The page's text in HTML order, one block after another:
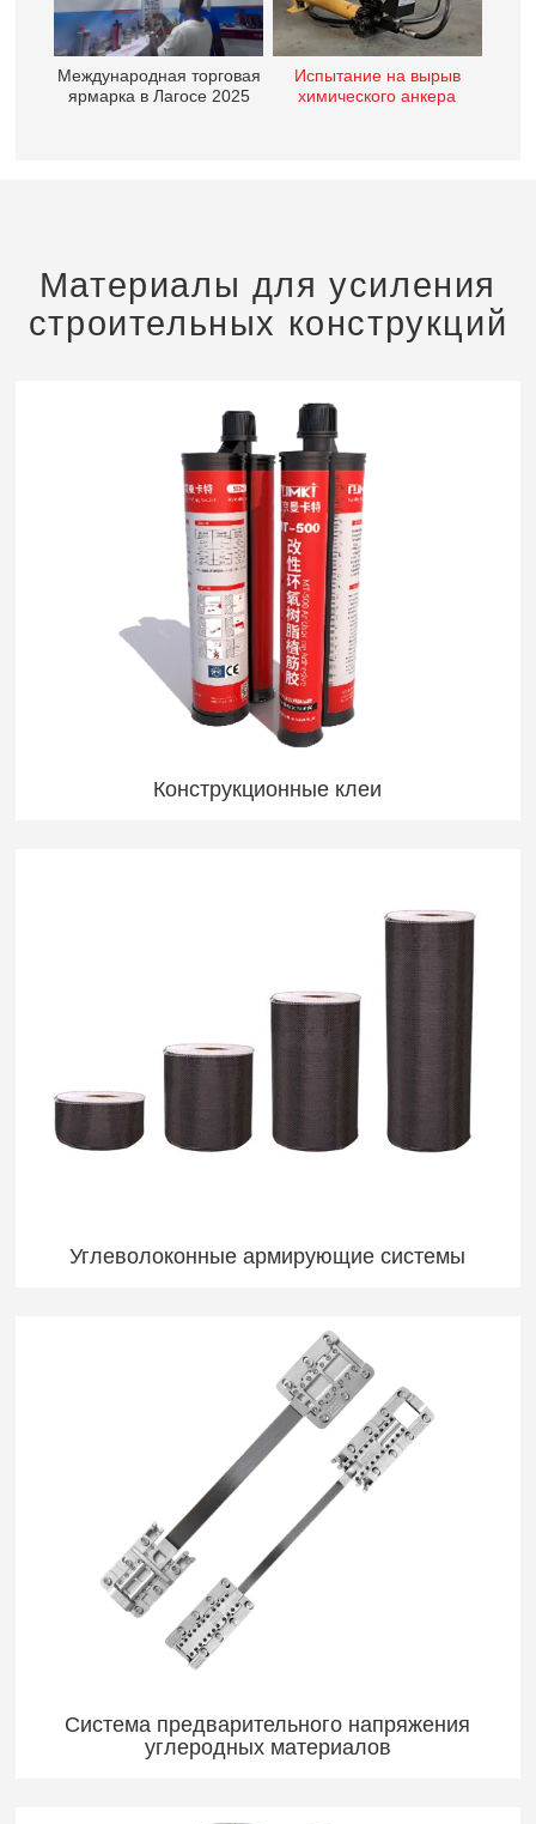
Международная торговая
ярмарка в Лагосе 2025
Испытание на вырыв
химического анкера
Материалы для усиления
строительных конструкций
Конструкционные клеи
Углеволоконные армирующие системы
Система предварительного напряжения
углеродных материалов